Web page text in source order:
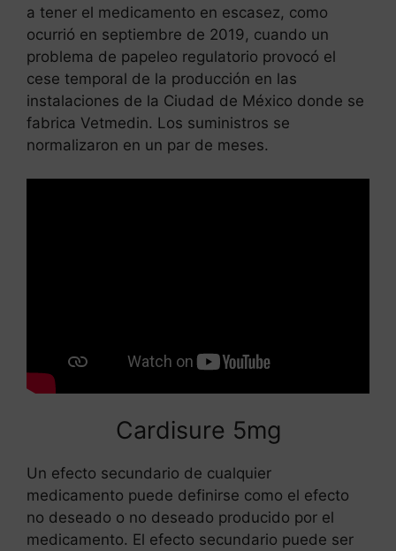
a tener el medicamento en escasez, como
ocurrió en septiembre de 2019, cuando un
problema de papeleo regulatorio provocó el
cese temporal de la producción en las
instalaciones de la Ciudad de México donde se
fabrica Vetmedin. Los suministros se
normalizaron en un par de meses.
Cardisure 5mg
Un efecto secundario de cualquier
medicamento puede definirse como el efecto
no deseado o no deseado producido por el
medicamento. El efecto secundario puede ser